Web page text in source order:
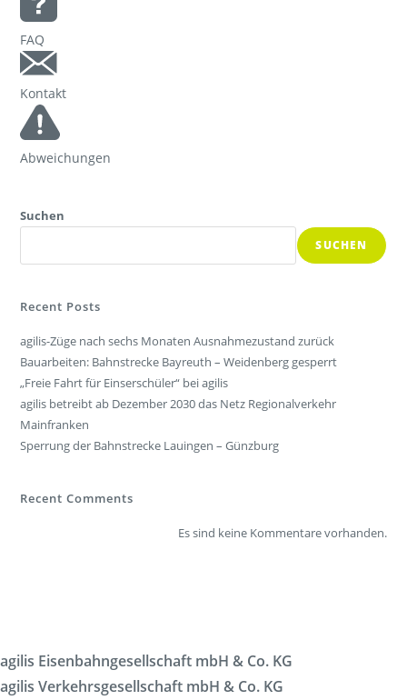
FAQ
Kontakt
Abweichungen
Suchen
SUCHEN
Recent Posts
agilis-Züge nach sechs Monaten Ausnahmezustand zurück
Bauarbeiten: Bahnstrecke Bayreuth – Weidenberg gesperrt
„Freie Fahrt für Einserschüler“ bei agilis
agilis betreibt ab Dezember 2030 das Netz Regionalverkehr
Mainfranken
Sperrung der Bahnstrecke Lauingen – Günzburg
Recent Comments
Es sind keine Kommentare vorhanden.
agilis Eisenbahngesellschaft mbH & Co. KG
agilis Verkehrsgesellschaft mbH & Co. KG